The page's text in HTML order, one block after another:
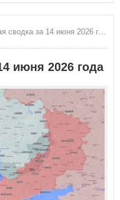
сводка за 14 июня 2026 года
июня 2026 года